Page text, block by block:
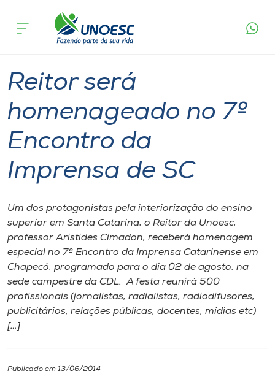
Cursos
Pesquisa
Atendimento ao Estudante
Portal de Ensino
A
Unoesc
Internacionalização
I.nova
acontece
Reitor será
homenageado no 7º
Encontro da
Imprensa de SC
Um dos protagonistas pela interiorização do ensino
superior em Santa Catarina, o Reitor da Unoesc,
professor Aristides Cimadon, receberá homenagem
especial no 7º Encontro da Imprensa Catarinense em
Chapecó, programado para o dia 02 de agosto, na
sede campestre da CDL. A festa reunirá 500
profissionais (jornalistas, radialistas, radiodifusores,
publicitários, relações públicas, docentes, mídias etc)
[…]
Publicado em 13/06/2014